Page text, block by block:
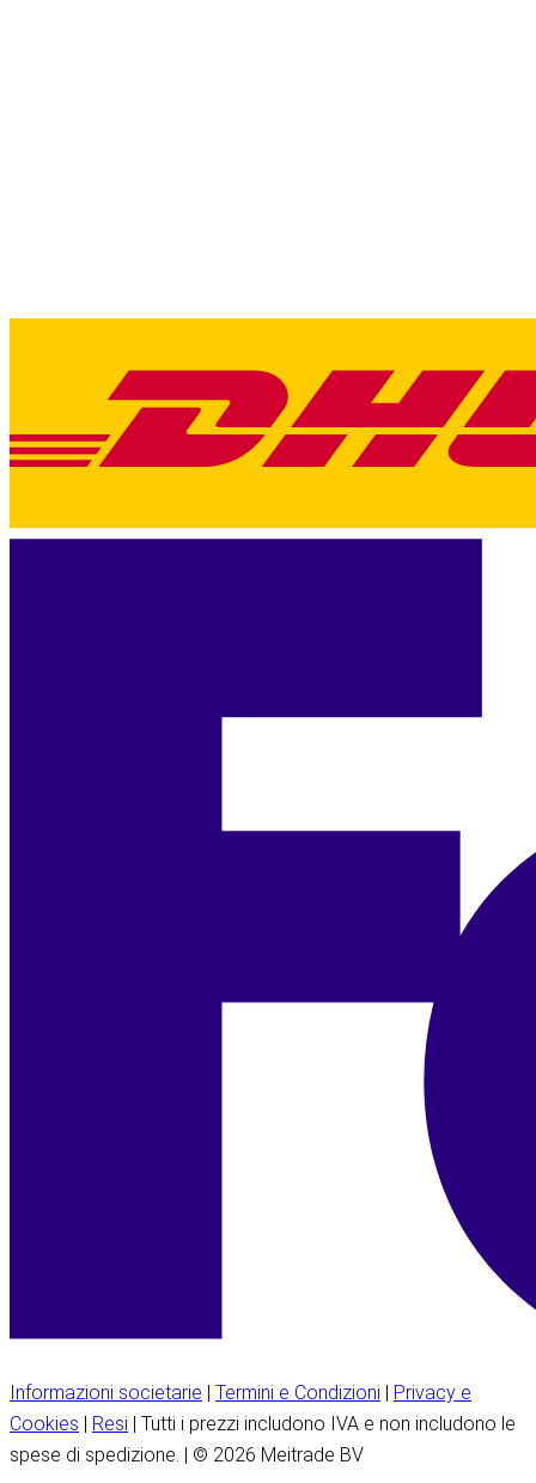
Informazioni societarie | Termini e Condizioni | Privacy e
Cookies | Resi | Tutti i prezzi includono IVA e non includono le
spese di spedizione. | © 2026 Meitrade BV